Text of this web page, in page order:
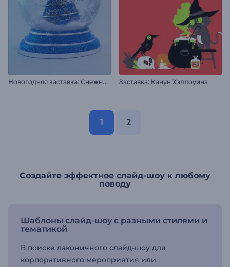
Н
овогодняя заставка: Снежный шар Заставка: Канун Хэллоуина
1 2
Создайте эффектное слайд-шоу к любому
поводу
Шаблоны слайд-шоу с разными стилями и
тематикой
В поиске лаконичного слайд-шоу для
корпоративного мероприятия или